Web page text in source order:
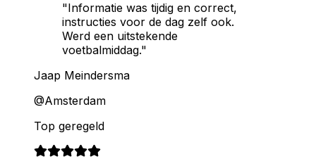
"Informatie was tijdig en correct,
instructies voor de dag zelf ook.
Werd een uitstekende
voetbalmiddag."
Jaap Meindersma
@Amsterdam
Top geregeld